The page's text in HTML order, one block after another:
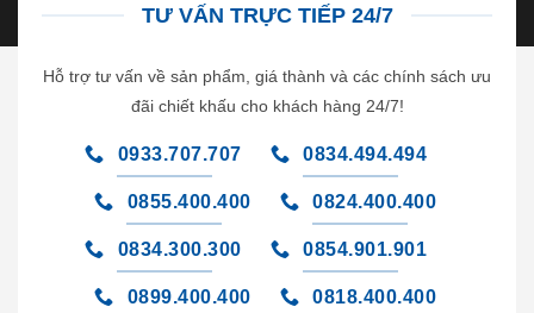
TƯ VẤN TRỰC TIẾP 24/7
Hỗ trợ tư vấn về sản phẩm, giá thành và các chính sách ưu
đãi chiết khấu cho khách hàng 24/7!
0933.707.707 0834.494.494
0855.400.400 0824.400.400
0834.300.300 0854.901.901
0899.400.400 0818.400.400